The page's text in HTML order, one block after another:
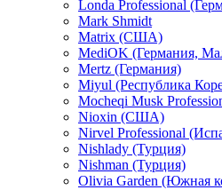
Londa Professional
Mark Shmidt
Matrix (США)
MediOK (Германия,
Mertz (Германия)
Miyul (Республика
Mocheqi Musk
Nioxin (США)
Nirvel Professional
Nishlady (Турция)
Nishman (Турция)
Olivia Garden (Южная